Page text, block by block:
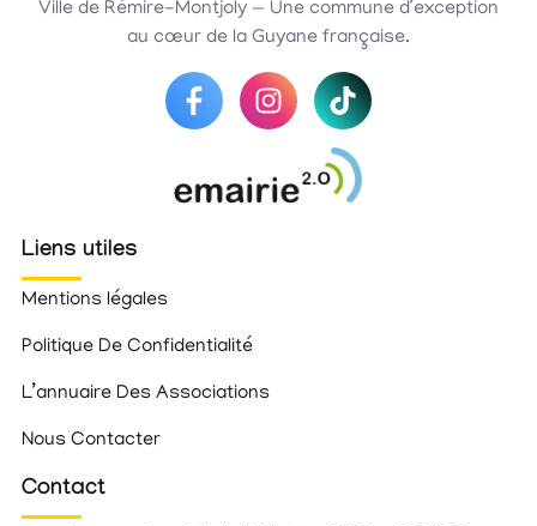
Ville de Rémire-Montjoly — Une commune d’exception
au cœur de la Guyane française.
Liens utiles
Mentions légales
Politique De Confidentialité
L’annuaire Des Associations
Nous Contacter
Contact